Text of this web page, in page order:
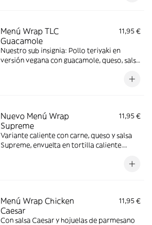
Menú Wrap TLC
Guacamole
11,95 €
Nuestro sub insignia: Pollo teriyaki en
versión vegana con guacamole, queso, salsa
Nuevo Menú Wrap
Supreme
11,95 €
Variante caliente con carne, queso y salsa
Supreme, envuelta en tortilla caliente.
Menú Wrap Chicken
Caesar
11,95 €
Con salsa Caesar y hojuelas de parmesano